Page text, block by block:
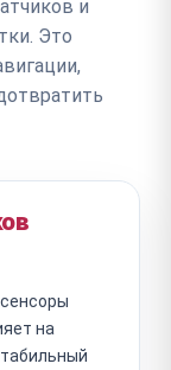
и
Это
на